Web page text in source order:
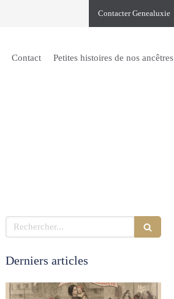
Contacter Genealuxie
Contact Petites histoires de nos ancêtres
Rechercher
Derniers articles